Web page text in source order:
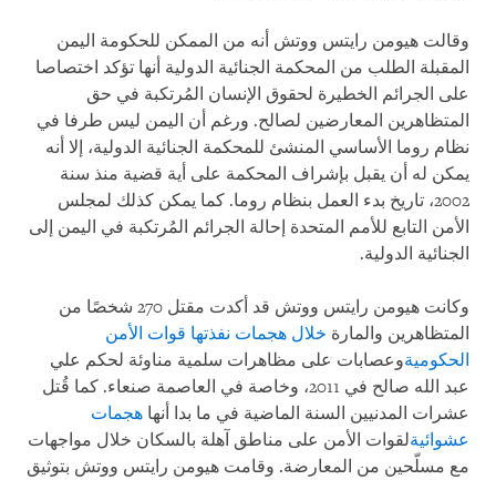
وقالت هيومن رايتس ووتش أنه من الممكن للحكومة اليمن
المقبلة الطلب من المحكمة الجنائية الدولية أنها تؤكد اختصاصا
على الجرائم الخطيرة لحقوق الإنسان المُرتكبة في حق
المتظاهرين المعارضين لصالح. ورغم أن اليمن ليس طرفا في
نظام روما الأساسي المنشئ للمحكمة الجنائية الدولية، إلا أنه
يمكن له أن يقبل بإشراف المحكمة على أية قضية منذ سنة
2002، تاريخ بدء العمل بنظام روما. كما يمكن كذلك لمجلس
الأمن التابع للأمم المتحدة إحالة الجرائم المُرتكبة في اليمن إلى
الجنائية الدولية.
وكانت هيومن رايتس ووتش قد أكدت مقتل 270 شخصًا من
المتظاهرين والمارة خلال هجمات نفذتها قوات الأمن
الحكوميةوعصابات على مظاهرات سلمية مناوئة لحكم علي
عبد الله صالح في 2011، وخاصة في العاصمة صنعاء. كما قُتل
عشرات المدنيين السنة الماضية في ما بدا أنها هجمات
عشوائيةلقوات الأمن على مناطق آهلة بالسكان خلال مواجهات
مع مسلّحين من المعارضة. وقامت هيومن رايتس ووتش بتوثيق